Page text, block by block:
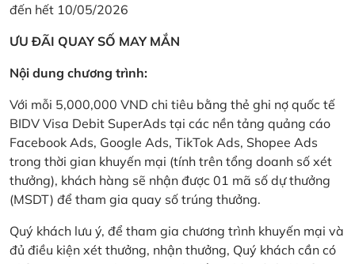
đến hết 10/05/2026
ƯU ĐÃI QUAY SỐ MAY MẮN
Nội dung chương trình:
Với mỗi 5,000,000 VND chi tiêu bằng thẻ ghi nợ quốc tế
BIDV Visa Debit SuperAds tại các nền tảng quảng cáo
Facebook Ads, Google Ads, TikTok Ads, Shopee Ads
trong thời gian khuyến mại (tính trên tổng doanh số xét
thưởng), khách hàng sẽ nhận được 01 mã số dự thưởng
(MSDT) để tham gia quay số trúng thưởng.
Quý khách lưu ý, để tham gia chương trình khuyến mại và
đủ điều kiện xét thưởng, nhận thưởng, Quý khách cần có